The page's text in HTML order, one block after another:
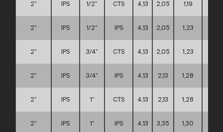
2” IPS 1/2” CTS 4,13 2,05 1,19
2” IPS 1/2” IPS 4,13 2,05 1,23
2” IPS 3/4” CTS 4,13 2,05 1,23
2” IPS 3/4” IPS 4,13 2,13 1,28
2” IPS 1” CTS 4,13 2,13 1,28
2” IPS 1” IPS 4,13 3,35 1,30